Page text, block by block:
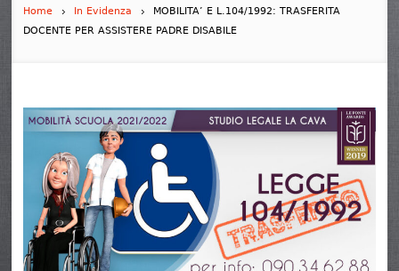
Home In Evidenza
MOBILITA’ E L.104/1992: TRASFERITA
DOCENTE PER ASSISTERE PADRE DISABILE